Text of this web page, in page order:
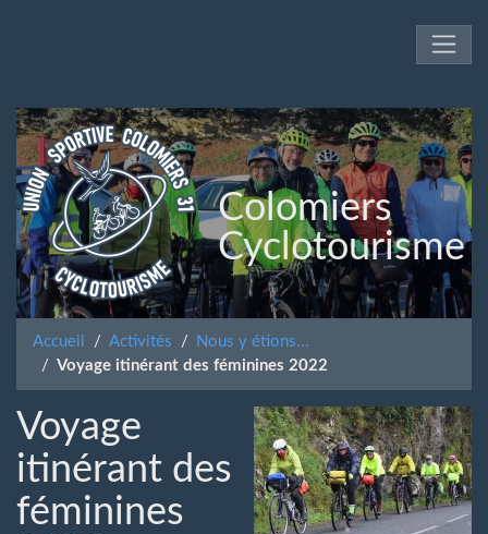
Colomiers
Cyclotourisme
Accueil Activités
Nous y étions...
Voyage itinérant des féminines 2022
Voyage
itinérant des
féminines